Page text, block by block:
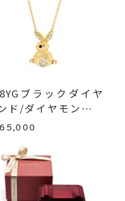
ブラックダイヤ
ド/ダイヤモンドネ
レス